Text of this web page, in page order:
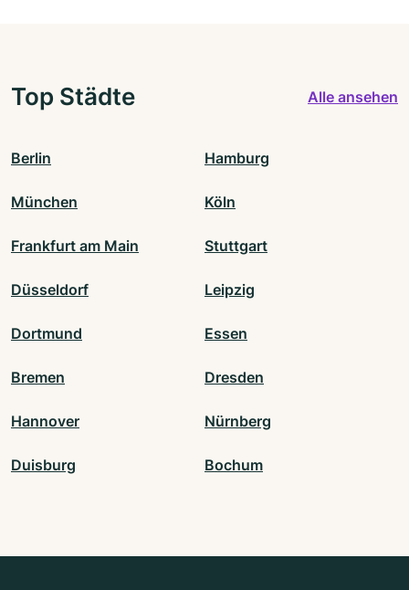
Top Städte Alle ansehen
Berlin Hamburg
München Köln
Frankfurt am Main Stuttgart
Düsseldorf Leipzig
Dortmund Essen
Bremen Dresden
Hannover Nürnberg
Duisburg Bochum